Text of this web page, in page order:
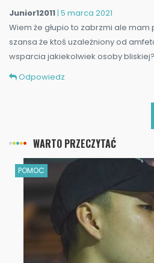
Junior12011| 5 marca 2021
Wiem że głupio to zabrzmi ale mam
szansa że ktoś uzależniony od
wsparcia jakiekolwiek osoby bliskiej?
Odpowiedz
WARTO PRZECZYTAĆ
POMOC